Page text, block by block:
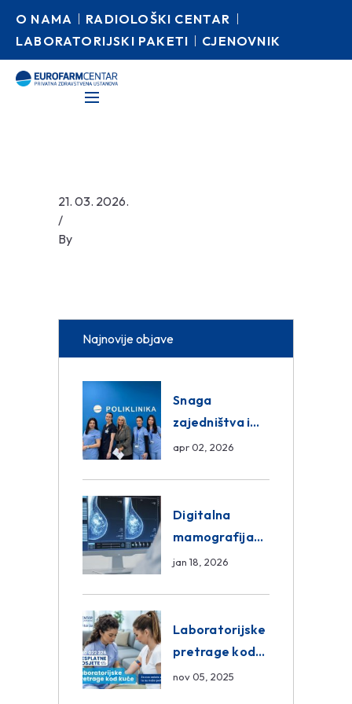
O NAMA
RADIOLOŠKI CENTAR
LABORATORIJSKI PAKETI
CJENOVNIK
21. 03. 2026.
/
By
Najnovije objave
Snaga
zajedništva i
razmjena
Group
apr 02, 2026
Digitalna
mamografija
Sarajevo –
Centar
Poliklinika
jan 18, 2026
Laboratorijske
pretrage kod
kuće – novo u
nov 05, 2025